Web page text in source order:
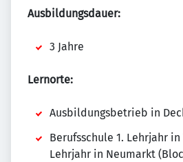
Ausbildungsdauer:
3 Jahre
Lernorte:
Ausbildungsbetrieb in
Berufsschule 1. Lehrjahr
Lehrjahr in Neumarkt